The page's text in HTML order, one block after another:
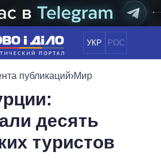
УКР РОС
НОВОСТИ
ПОЛИТИКА
ЭКОНОМИКА
ОБЩЕСТВО
МИР
ПОЛИТИКИ
публикаций›Мир
десять
туристов